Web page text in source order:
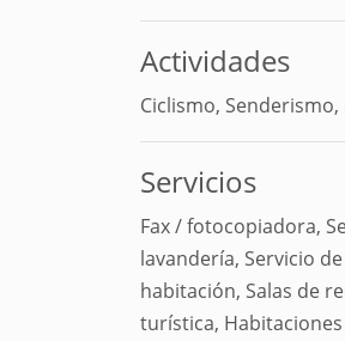
Actividades
Ciclismo,
Servicios
Fax / fotocopiadora,
lavandería, Servicio
habitación, Salas de
turística,